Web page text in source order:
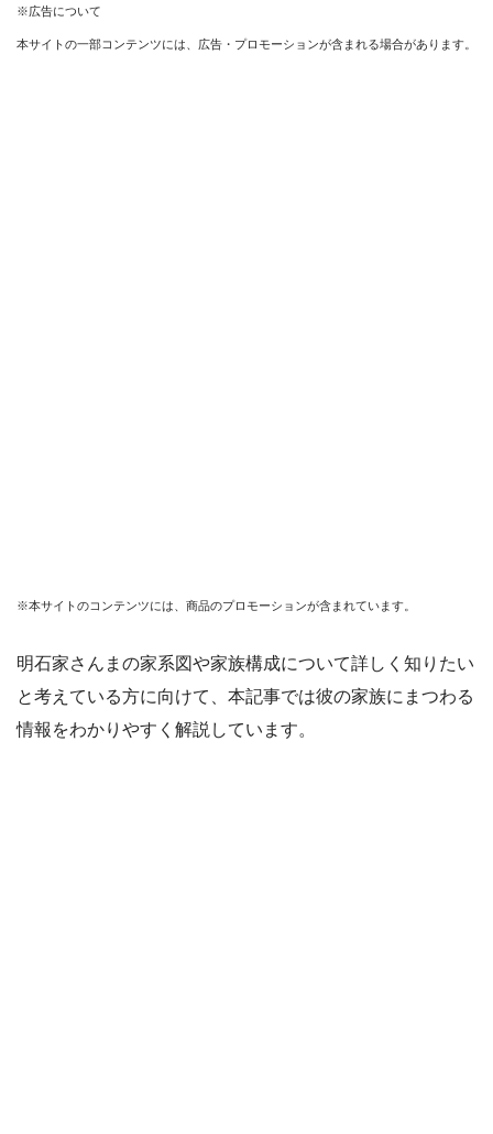
※広告について
本サイトの一部コンテンツには、広告・プロモーションが含まれる場合があります。
※本サイトのコンテンツには、商品のプロモーションが含まれています。
明石家さんまの家系図や家族構成について詳しく知りたい
と考えている方に向けて、本記事では彼の家族にまつわる
情報をわかりやすく解説しています。